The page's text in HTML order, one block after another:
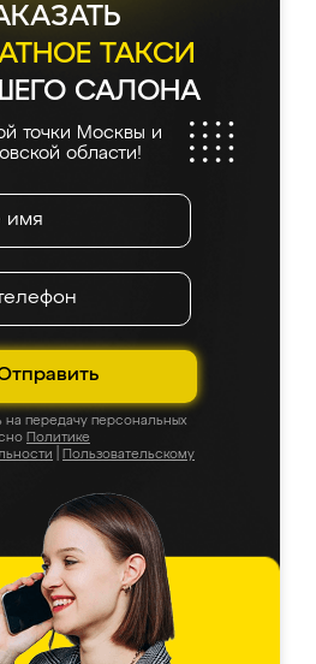
ТАКСИ
САЛОНА
точки Москвы и
области!
передачу персональных
Политике
Пользовательскому